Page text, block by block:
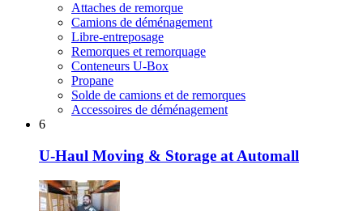
Attaches de remorque
Camions de déménagement
Libre-entreposage
Remorques et remorquage
Conteneurs U-Box
Propane
Solde de camions et de remorques
Accessoires de déménagement
6
U-Haul Moving & Storage at Automall